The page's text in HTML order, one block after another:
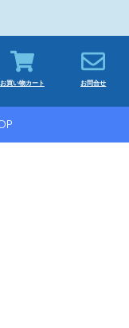
お買い物カート お問合せ